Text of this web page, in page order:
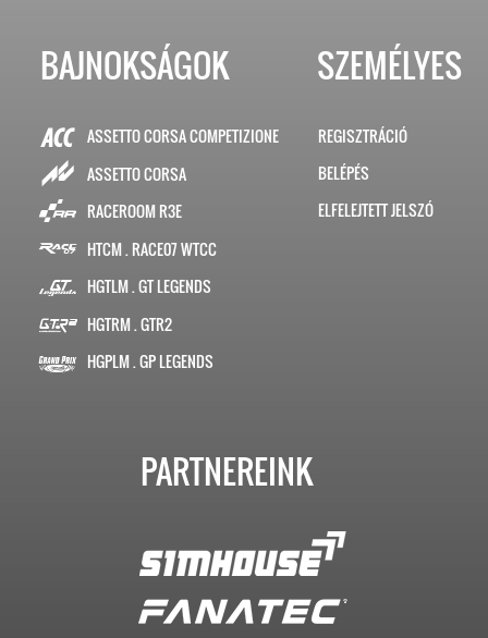
BAJNOKSÁGOK
ASSETTO CORSA COMPETIZIONE
ASSETTO CORSA
RACEROOM R3E
HTCM . RACE07 WTCC
HGTLM . GT LEGENDS
HGTRM . GTR2
HGPLM . GP LEGENDS
SZEMÉLYES
REGISZTRÁCIÓ
BELÉPÉS
ELFELEJTETT JELSZÓ
PARTNEREINK